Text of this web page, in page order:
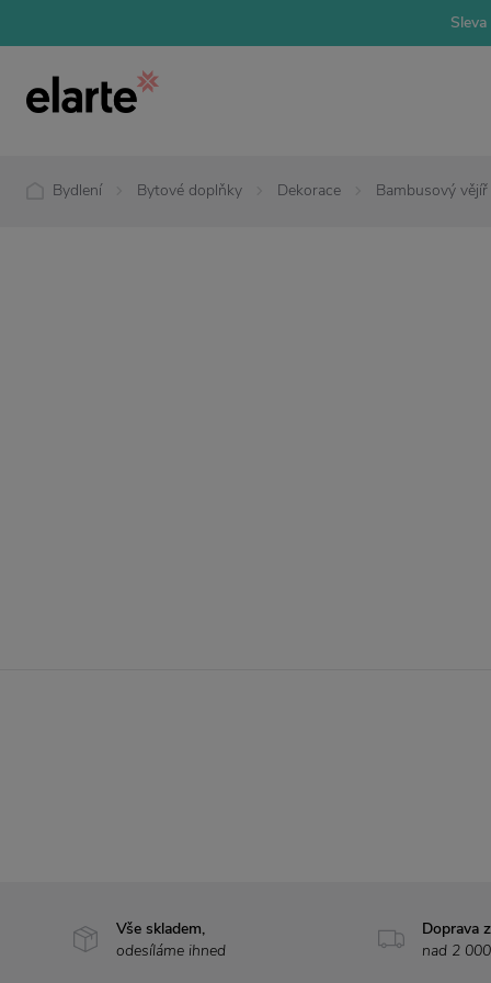
Bydlení Bytové doplňky Dekorace Bambusový
Vše skladem,
odesíláme ihned
Doprava
nad 2